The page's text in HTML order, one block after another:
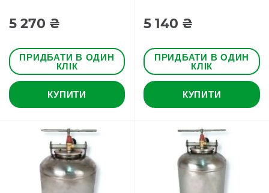
5 270 ₴
ПРИДБАТИ В ОДИН
КЛІК
КУПИТИ
5 140 ₴
ПРИДБАТИ В ОДИН
КЛІК
КУПИТИ